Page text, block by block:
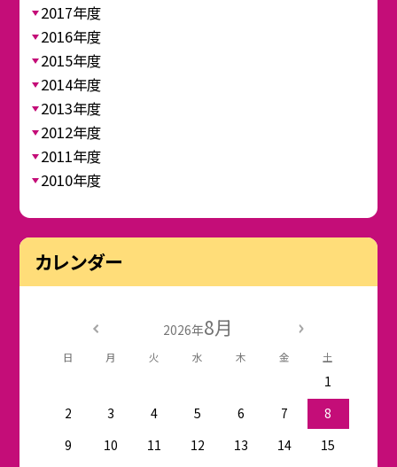
2017年度
2016年度
2015年度
2014年度
2013年度
2012年度
2011年度
2010年度
カレンダー
2026年8月
日 月 火 水 木 金 土
1
2
3 4 5 6 7
8
9
10 11 12 13 14
15